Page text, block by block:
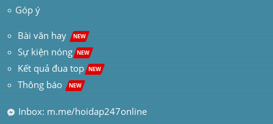
Góp ý
Bài văn hay NEW
Sự kiện nóng NEW
Kết quả đua top NEW
Thông báo NEW
Inbox: m.me/hoidap247online